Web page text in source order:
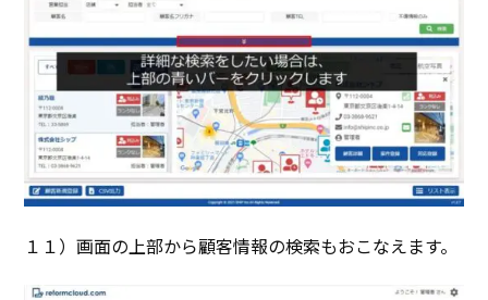
１１）画面の上部から顧客情報の検索もおこなえます。